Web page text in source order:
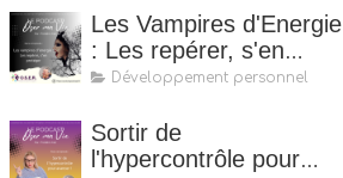
Les Vampires d'Energie
: Les repérer, s'en
protéger
Développement personnel
Sortir de
l'hypercontrôle pour